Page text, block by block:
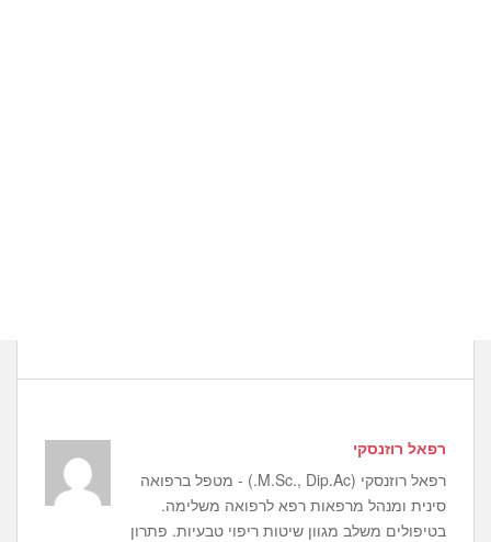
רפאל רוזנסקי
רפאל רוזנסקי (M.Sc., Dip.Ac.) - מטפל ברפואה
סינית ומנהל מרפאות רפא לרפואה משלימה.
בטיפולים משלב מגוון שיטות ריפוי טבעיות. פתרון